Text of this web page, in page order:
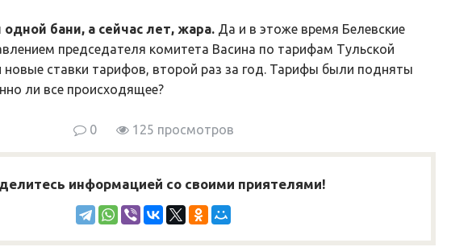
бани, а сейчас лет, жара. Да и в этоже время Белевские
председателя комитета Васина по тарифам Тульской
новые ставки тарифов, второй раз за год. Тарифы были подняты
ли все происходящее?
0 125 просмотров
информацией со своими приятелями!